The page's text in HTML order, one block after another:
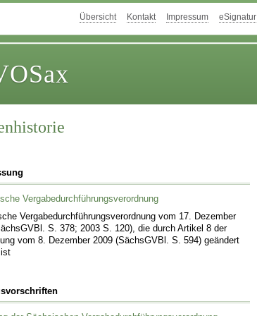
Übersicht Kontakt Impressum eSignatur
Vergabedurchführungsverordnung
Vergabedurchführungsverordnung vom 17. Dezember
S. 378; 2003 S. 120), die durch Artikel 8 der
vom 8. Dezember 2009 (SächsGVBl. S. 594) geändert